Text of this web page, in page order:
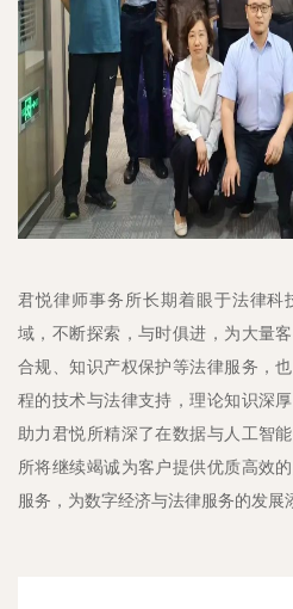
君悦律师事务所长期着眼于法律科
域，不断探索，与时俱进，为大量
合规、知识产权保护等法律服务，
程的技术与法律支持，理论知识深
助力君悦所精深了在数据与人工智
所将继续竭诚为客户提供优质高效
服务，为数字经济与法律服务的发展